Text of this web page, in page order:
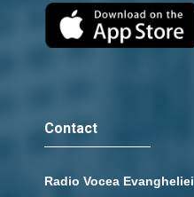
Contact
Radio Vocea Evangheliei